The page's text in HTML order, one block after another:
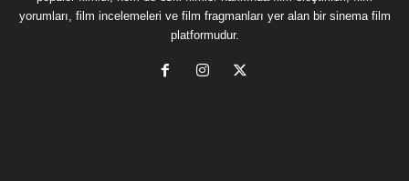
yorumları, film incelemeleri ve film fragmanları yer alan bir sinema film
platformudur.